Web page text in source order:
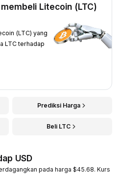
Litecoin (LTC)
(LTC) yang
LTC terhadap
Prediksi Harga
Beli LTC
USD
pada harga $45.68. Kurs